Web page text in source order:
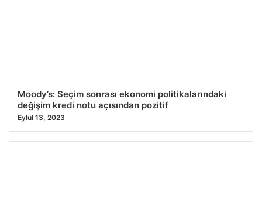
Moody’s: Seçim sonrası ekonomi politikalarındaki
değişim kredi notu açısından pozitif
Eylül 13, 2023